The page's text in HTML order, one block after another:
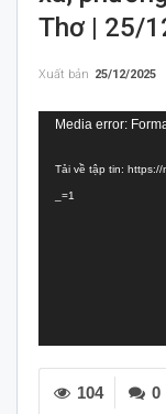
Thơ | 25/
Xuất bản 25/12/2025
Trình
Video
Media error:
Tải về tập tin: https://
_=1
0
104